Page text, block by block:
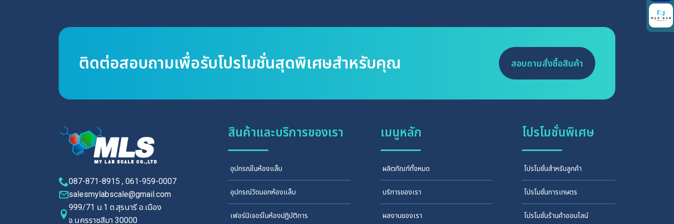
ติดต่อสอบถามเพื่อรับโปรโมชั่นสุดพิเศษสำหรับคุณ สอบถามสั่งซื้อสินค้า
087-871-8915 , 061-959-0007
salesmylabscale@gmail.com
999/71 ม.1 ต.สุรนารี อ.เมือง
จ.นครราชสีมา 30000
สินค้าและบริการของเรา
อุปกรณ์ในห้องแล็บ
อุปกรณ์วัดนอกห้องแล็บ
เฟอร์นิเจอร์ในห้องปฏิบัติการ
เมนูหลัก
ผลิตภัณฑ์ทั้งหมด
บริการของเรา
ผลงานของเรา
โปรโมชั่นพิเศษ
โปรโมชั่นสำหรับลูกค้า
โปรโมชั่นการเกษตร
โปรโมชั่นร้านค้าออนไลน์